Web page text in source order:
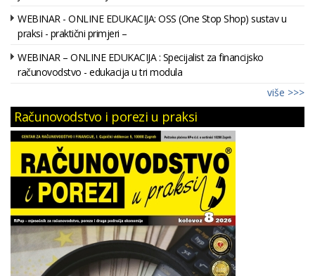
WEBINAR - ONLINE EDUKACIJA: OSS (One Stop Shop) sustav u
praksi - praktični primjeri –
WEBINAR – ONLINE EDUKACIJA : Specijalist za financijsko
računovodstvo - edukacija u tri modula
više >>>
Računovodstvo i porezi u praksi